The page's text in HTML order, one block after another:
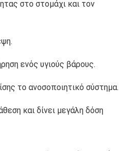
στο στομάχι και τον
ενός υγιούς βάρους.
το ανοσοποιητικό σύστημα.
και δίνει μεγάλη δόση